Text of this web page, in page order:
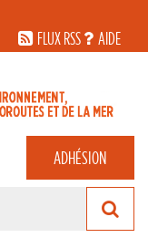
FLUX RSS
AIDE
ADHÉSION